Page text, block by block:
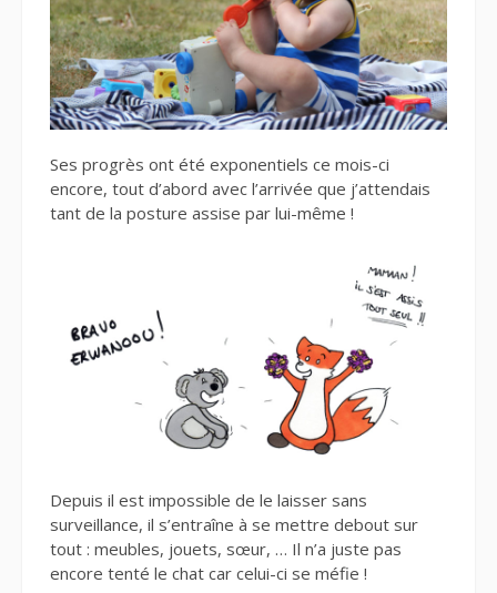
Ses progrès ont été exponentiels ce mois-ci
encore, tout d’abord avec l’arrivée que j’attendais
tant de la posture assise par lui-même !
Depuis il est impossible de le laisser sans
surveillance, il s’entraîne à se mettre debout sur
tout : meubles, jouets, sœur, … Il n’a juste pas
encore tenté le chat car celui-ci se méfie !